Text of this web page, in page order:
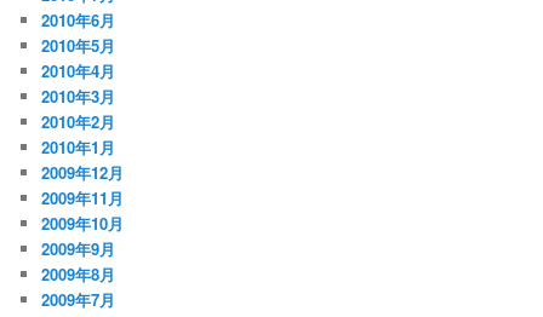
2010年6月
2010年5月
2010年4月
2010年3月
2010年2月
2010年1月
2009年12月
2009年11月
2009年10月
2009年9月
2009年8月
2009年7月